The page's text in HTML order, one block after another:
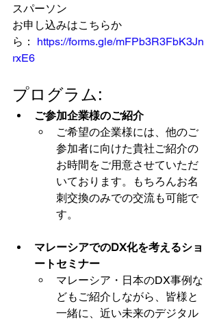
スパーソン
お申し込みはこちらか
ら： https://forms.gle/mFPb3R3FbK3Jn
rxE6
プログラム:
ご参加企業様のご紹介
ご希望の企業様には、他のご
参加者に向けた貴社ご紹介の
お時間をご用意させていただ
いております。もちろんお名
刺交換のみでの交流も可能で
す。
マレーシアでのDX化を考えるショ
ートセミナー
マレーシア・日本のDX事例な
どもご紹介しながら、皆様と
一緒に、近い未来のデジタル